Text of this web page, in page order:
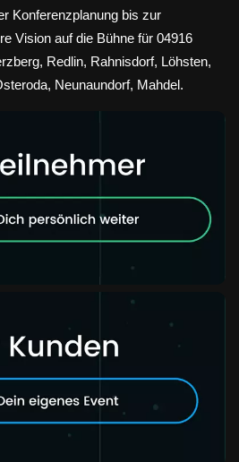
Konferenzplanung bis zur
Vision auf die Bühne für 04916
Redlin, Rahnisdorf, Löhsten,
Neunaundorf, Mahdel.